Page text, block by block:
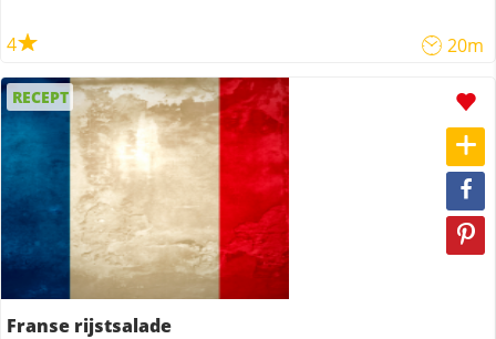
4 20m
RECEPT
Franse rijstsalade